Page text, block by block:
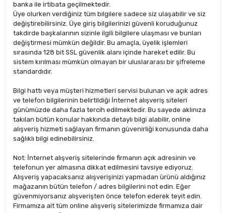
banka ile irtibata geçilmektedir.
Üye olurken verdiğiniz tüm bilgilere sadece siz ulaşabilir ve siz
değiştirebilirsiniz. Üye giriş bilgilerinizi güvenli koruduğunuz
takdirde başkalarının sizinle ilgili bilgilere ulaşması ve bunları
değiştirmesi mümkün değildir. Bu amaçla, üyelik işlemleri
sırasında 128 bit SSL güvenlik alanı içinde hareket edilir. Bu
sistem kırılması mümkün olmayan bir uluslararası bir şifreleme
standardıdır.
Bilgi hattı veya müşteri hizmetleri servisi bulunan ve açık adres
ve telefon bilgilerinin belirtildiği İnternet alışveriş siteleri
günümüzde daha fazla tercih edilmektedir. Bu sayede aklınıza
takılan bütün konular hakkında detaylı bilgi alabilir, online
alışveriş hizmeti sağlayan firmanın güvenirliği konusunda daha
sağlıklı bilgi edinebilirsiniz.
Not: İnternet alışveriş sitelerinde firmanın açık adresinin ve
telefonun yer almasına dikkat edilmesini tavsiye ediyoruz.
Alışveriş yapacaksanız alışverişinizi yapmadan ürünü aldığınız
mağazanın bütün telefon / adres bilgilerini not edin. Eğer
güvenmiyorsanız alışverişten önce telefon ederek teyit edin.
Firmamıza ait tüm online alışveriş sitelerimizde firmamıza dair